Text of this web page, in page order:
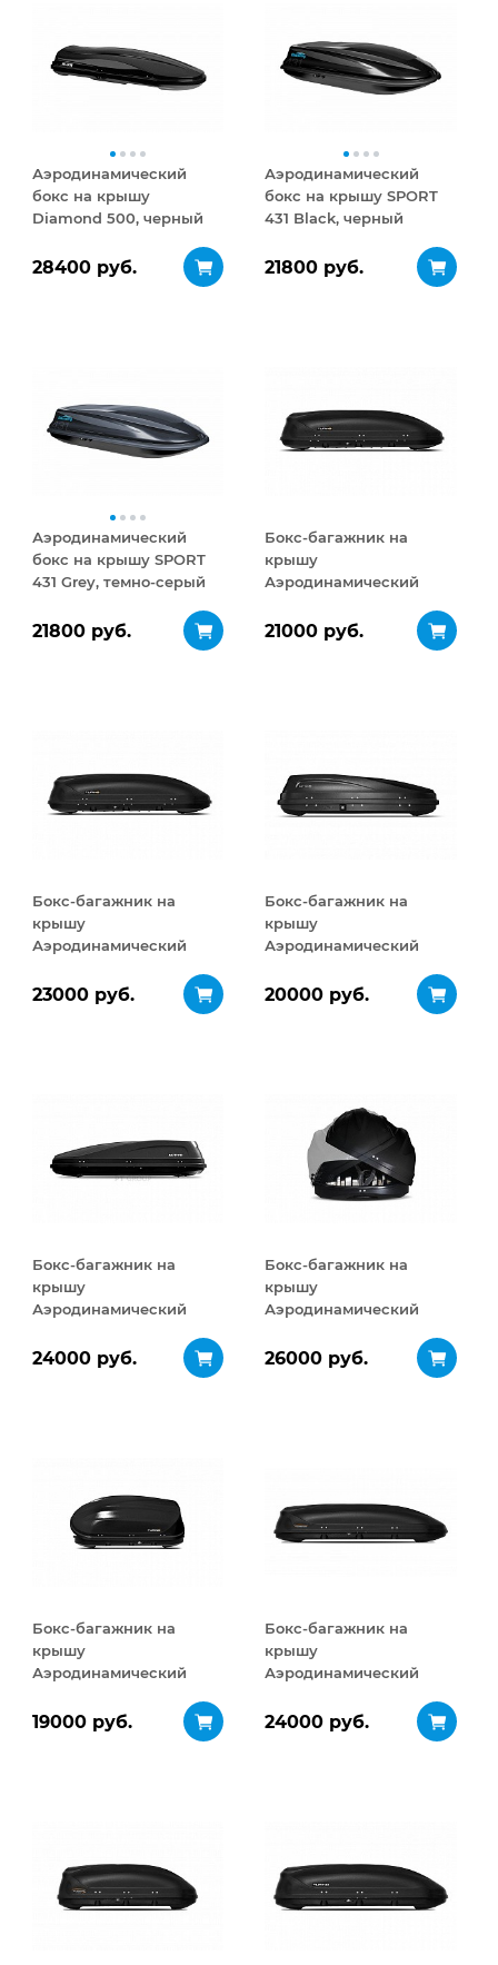
Аэродинамический
бокс на крышу
Diamond 500, черный
28400 руб.
Аэродинамический
бокс на крышу SPORT
431 Black, черный
21800 руб.
Аэродинамический
бокс на крышу SPORT
431 Grey, темно-серый
21800 руб.
Бокс-багажник на
крышу
Аэродинамический
21000 руб.
Бокс-багажник на
крышу
Аэродинамический
ДВУСТОРОННЕЕ
23000 руб.
Бокс-багажник на
крышу
Аэродинамический
ДВУСТОРОННЕЕ
20000 руб.
Бокс-багажник на
крышу
Аэродинамический
ДВУСТОРОННЕЕ
24000 руб.
Бокс-багажник на
крышу
Аэродинамический
ДВУСТОРОННЕЕ
26000 руб.
Бокс-багажник на
крышу
Аэродинамический
ДВУСТОРОННЕЕ
19000 руб.
Бокс-багажник на
крышу
Аэродинамический
24000 руб.